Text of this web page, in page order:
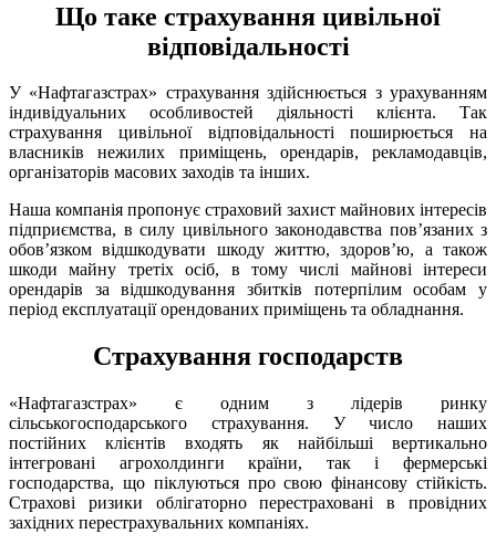
Що таке страхування цивільної
відповідальності
У «Нафтагазстрах» страхування здійснюється з урахуванням
індивідуальних особливостей діяльності клієнта. Так
страхування цивільної відповідальності поширюється на
власників нежилих приміщень, орендарів, рекламодавців,
організаторів масових заходів та інших.
Наша компанiя пропонує страховий захист майнових інтересів
підприємства, в силу цивільного законодавства пов’язаних з
обов’язком відшкодувати шкоду життю, здоров’ю, а також
шкоди майну третіх осіб, в тому числі майнові інтереси
орендарів за відшкодування збитків потерпілим особам у
період експлуатації орендованих приміщень та обладнання.
Страхування господарств
«Нафтагазстрах» є одним з лідерів ринку
сільськогосподарського страхування. У число наших
постійних клієнтів входять як найбільші вертикально
інтегровані агрохолдинги країни, так і фермерські
господарства, що піклуються про свою фінансову стійкість.
Страхові ризики облігаторно перестраховані в провідних
західних перестрахувальних компаніях.